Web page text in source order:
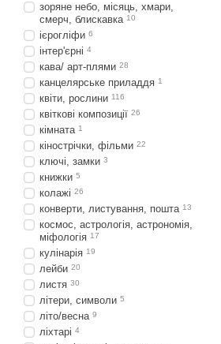
зоряне небо, місяць, хмари,
смерч, блискавка 10
ієрогліфи 6
інтер'єрні 4
кава/ арт-плями 28
канцелярське приладдя 1
квіти, рослини 116
квіткові композиції 26
кімната 1
кінострічки, фільми 22
ключі, замки 3
книжки 5
колажі 26
конверти, листування, пошта 13
космос, астрологія, астрономія,
міфологія 17
кулінарія 19
лейби 20
листя 30
літери, символи 5
літо/весна 9
ліхтарі 4